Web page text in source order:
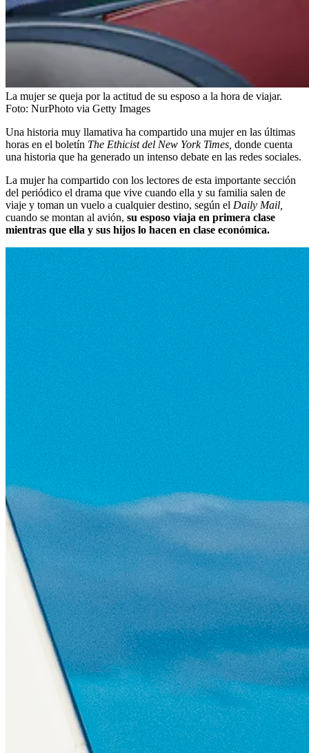
La mujer se queja por la actitud de su esposo a la hora de viajar.
Foto: NurPhoto via Getty Images
Una historia muy llamativa ha compartido una mujer en las últimas
horas en el boletín The Ethicist del New York Times, donde cuenta
una historia que ha generado un intenso debate en las redes sociales.
La mujer ha compartido con los lectores de esta importante sección
del periódico el drama que vive cuando ella y su familia salen de
viaje y toman un vuelo a cualquier destino, según el Daily Mail,
cuando se montan al avión, su esposo viaja en primera clase
mientras que ella y sus hijos lo hacen en clase económica.